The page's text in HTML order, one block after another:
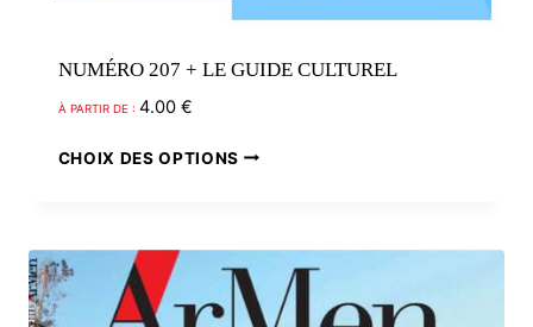
NUMÉRO 207 + LE GUIDE CULTUREL
À PARTIR DE : 4.00 €
CHOIX DES OPTIONS
plusieurs
variations.
Les